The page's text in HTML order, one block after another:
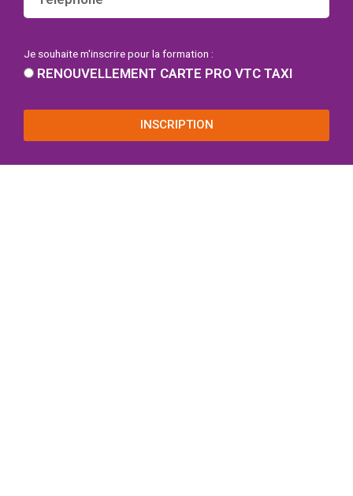
Je souhaite m'inscrire pour la formation :
RENOUVELLEMENT CARTE PRO VTC TAXI
INSCRIPTION